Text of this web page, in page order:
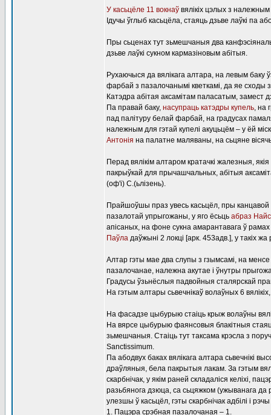
У касьцёле 11 вокнаў вялікіх цэлых з
Ідучы ўглыб касьцёла, стаяць дзьве лаўкі па
Пры сьценах тут зьмешчаныя два
дзьве лаўкі сукном кармазіновым абітыя.
Рухаючыся да вялікага алтара, на левым
фарбай з пазалочанымі кветкамі, да яе сходы
Катэдра абітая аксамітам паласатым,
Па правай баку, насупраць катэдры купель, на
пад палітуру белай фарбай, на градусах
належным для гэтай купелі акуцьцём – у ёй
Антонія на палатне маляваны, на сьцяне
Перад вялікім алтаром кратачкі жалезныя,
пакрыўкай для прычашчальных, абітыя
(оф'і) С.(ьлізень).
Прайшоўшы праз увесь касьцёл, пры
пазалотай упрыгожаны, у яго ёсьць абраз
апісаных, на фоне сукна амарантавага ў
Паўла даўжыні 2 локці [арк. 453адв.], у такіх жа
Алтар гэты мае два слупы з гзымсамі, на
пазалочанае, належна акутае і ўнутры
Градусы ўзьнёслыя падвойныя сталярскай
На гэтым алтары сьвечнікаў волаўных 6
На фасадзе цыбурыю стаіць крыж волаўны
На вярсе цыбурыю фаянсовыя блакітныя стаяць
зьмешчаныя. Стаіць тут таксама крэсла з
Sanctissimum.
Па абодвух баках вялікага алтара сьвечнікі
драўляныя, бела пакрытыя лакам. За гэтым
скарбнічак, у якім раней складаліся келіхі,
разьбянога дзюца, са сьцяжком (ужыванага да
улезшы ў касьцёл, гэты скарбнічак адбілі і
1. Пацэра срэбная пазалочаная – 1.